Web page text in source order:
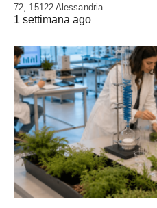
72, 15122 Alessandria…
1 settimana ago